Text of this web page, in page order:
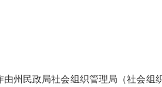
州民政局社会组织管理局（社会